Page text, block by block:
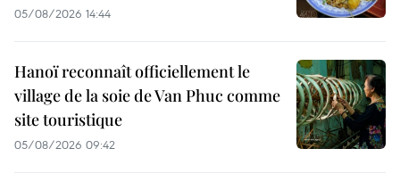
05/08/2026 14:44
Hanoï reconnaît officiellement le
village de la soie de Van Phuc comme
site touristique
05/08/2026 09:42